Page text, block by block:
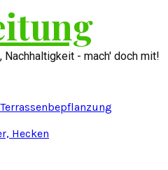
Nachhaltigkeit - mach' doch mit!
Hecken